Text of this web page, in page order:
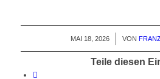
MAI 18, 2026
/ VON
Teile diesen